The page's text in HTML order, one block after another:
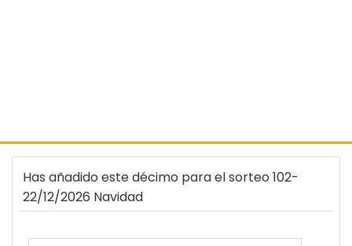
Has añadido este décimo para el sorteo 102-
22/12/2026 Navidad